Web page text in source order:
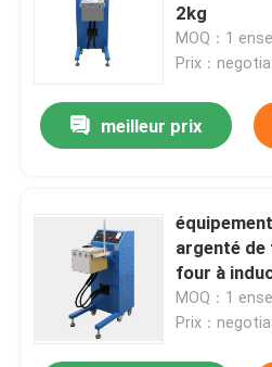
2kg
MOQ：1
Prix：
meilleur prix
argenté de
four à
MOQ：1
Prix：